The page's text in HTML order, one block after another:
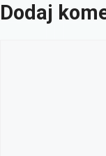
Dodaj